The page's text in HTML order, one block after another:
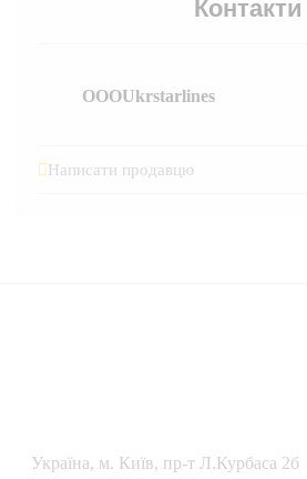
Контакти
OOOUkrstarlines
Написати продавцю
Українa, м. Київ, пр-т Л.Курбаса 2б